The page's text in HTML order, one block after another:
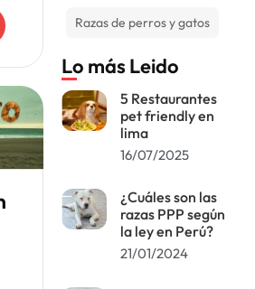
Razas de perros y gatos
Lo más Leido
5 Restaurantes
pet friendly en
lima
16/07/2025
¿Cuáles son las
razas PPP según
la ley en Perú?
21/01/2024